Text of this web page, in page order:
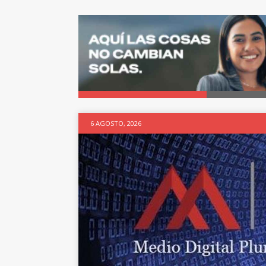
6 AGOSTO, 2026